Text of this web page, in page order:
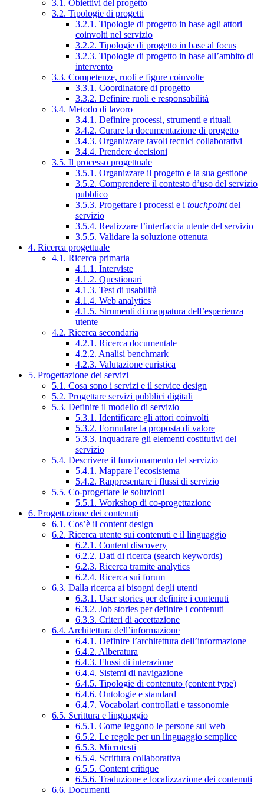
3.1. Obiettivi del progetto
3.2. Tipologie di progetti
3.2.1. Tipologie di progetto in base agli attori
coinvolti nel servizio
3.2.2. Tipologie di progetto in base al focus
3.2.3. Tipologie di progetto in base all’ambito di
intervento
3.3. Competenze, ruoli e figure coinvolte
3.3.1. Coordinatore di progetto
3.3.2. Definire ruoli e responsabilità
3.4. Metodo di lavoro
3.4.1. Definire processi, strumenti e rituali
3.4.2. Curare la documentazione di progetto
3.4.3. Organizzare tavoli tecnici collaborativi
3.4.4. Prendere decisioni
3.5. Il processo progettuale
3.5.1. Organizzare il progetto e la sua gestione
3.5.2. Comprendere il contesto d’uso del servizio
pubblico
3.5.3. Progettare i processi e i touchpointdel
servizio
3.5.4. Realizzare l’interfaccia utente del servizio
3.5.5. Validare la soluzione ottenuta
4. Ricerca progettuale
4.1. Ricerca primaria
4.1.1. Interviste
4.1.2. Questionari
4.1.3. Test di usabilità
4.1.4. Web analytics
4.1.5. Strumenti di mappatura dell’esperienza
utente
4.2. Ricerca secondaria
4.2.1. Ricerca documentale
4.2.2. Analisi benchmark
4.2.3. Valutazione euristica
5. Progettazione dei servizi
5.1. Cosa sono i servizi e il service design
5.2. Progettare servizi pubblici digitali
5.3. Definire il modello di servizio
5.3.1. Identificare gli attori coinvolti
5.3.2. Formulare la proposta di valore
5.3.3. Inquadrare gli elementi costitutivi del
servizio
5.4. Descrivere il funzionamento del servizio
5.4.1. Mappare l’ecosistema
5.4.2. Rappresentare i flussi di servizio
5.5. Co-progettare le soluzioni
5.5.1. Workshop di co-progettazione
6. Progettazione dei contenuti
6.1. Cos’è il content design
6.2. Ricerca utente sui contenuti e il linguaggio
6.2.1. Content discovery
6.2.2. Dati di ricerca (search keywords)
6.2.3. Ricerca tramite analytics
6.2.4. Ricerca sui forum
6.3. Dalla ricerca ai bisogni degli utenti
6.3.1. User stories per definire i contenuti
6.3.2. Job stories per definire i contenuti
6.3.3. Criteri di accettazione
6.4. Architettura dell’informazione
6.4.1. Definire l’architettura dell’informazione
6.4.2. Alberatura
6.4.3. Flussi di interazione
6.4.4. Sistemi di navigazione
6.4.5. Tipologie di contenuto (content type)
6.4.6. Ontologie e standard
6.4.7. Vocabolari controllati e tassonomie
6.5. Scrittura e linguaggio
6.5.1. Come leggono le persone sul web
6.5.2. Le regole per un linguaggio semplice
6.5.3. Microtesti
6.5.4. Scrittura collaborativa
6.5.5. Content critique
6.5.6. Traduzione e localizzazione dei contenuti
6.6. Documenti